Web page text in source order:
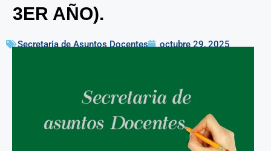
3ER AÑO).
Secretaria de Asuntos Docentes octubre 29, 2025